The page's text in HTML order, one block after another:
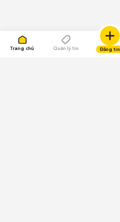
Trang chủ Quản lý tin Đăng tin